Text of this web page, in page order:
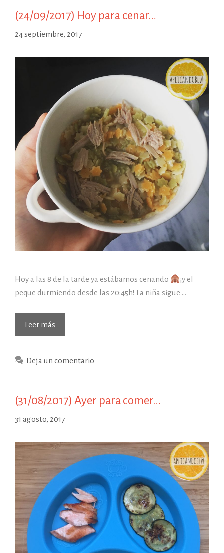
(24/09/2017) Hoy para cenar…
24 septiembre, 2017
Hoy a las 8 de la tarde ya estábamos cenando
¡y el
peque durmiendo desde las 20:45h! La niña sigue …
Leer más
Deja un comentario
(31/08/2017) Ayer para comer…
31 agosto, 2017